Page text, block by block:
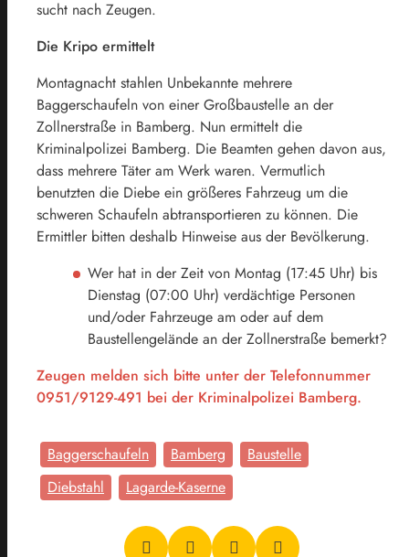
sucht nach Zeugen.
Die Kripo ermittelt
Montagnacht stahlen Unbekannte mehrere
Baggerschaufeln von einer Großbaustelle an der
Zollnerstraße in Bamberg. Nun ermittelt die
Kriminalpolizei Bamberg. Die Beamten gehen davon aus,
dass mehrere Täter am Werk waren. Vermutlich
benutzten die Diebe ein größeres Fahrzeug um die
schweren Schaufeln abtransportieren zu können. Die
Ermittler bitten deshalb Hinweise aus der Bevölkerung.
Wer hat in der Zeit von Montag (17:45 Uhr) bis
Dienstag (07:00 Uhr) verdächtige Personen
und/oder Fahrzeuge am oder auf dem
Baustellengelände an der Zollnerstraße bemerkt?
Zeugen melden sich bitte unter der Telefonnummer
0951/9129-491 bei der Kriminalpolizei Bamberg.
Baggerschaufeln Bamberg
Baustelle
Diebstahl
Lagarde-Kaserne